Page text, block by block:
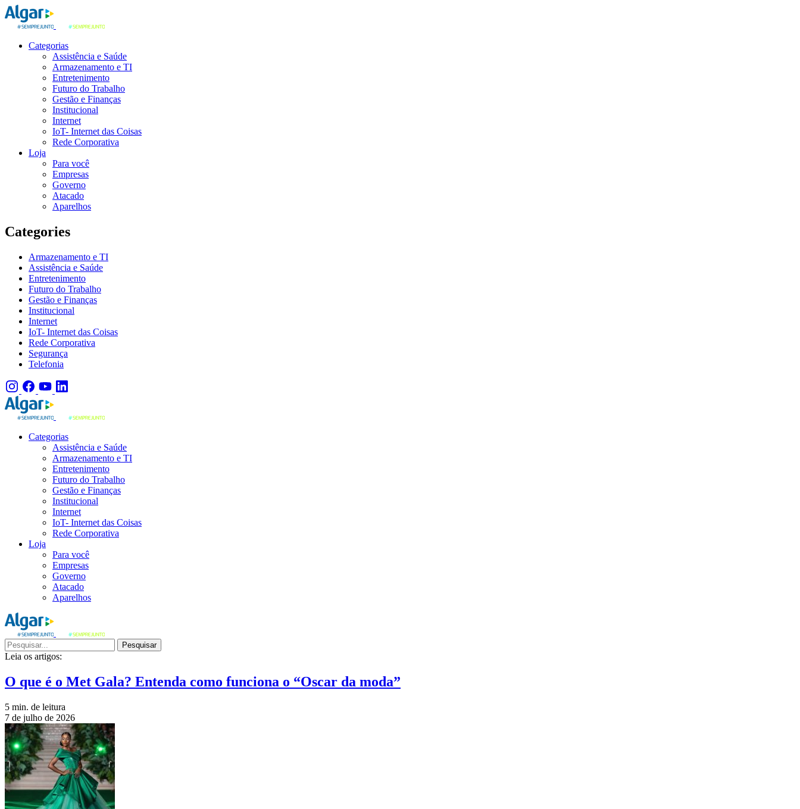
Categorias
Assistência e Saúde
Armazenamento e TI
Entretenimento
Futuro do Trabalho
Gestão e Finanças
Institucional
Internet
IoT- Internet das Coisas
Rede Corporativa
Loja
Para você
Empresas
Governo
Atacado
Aparelhos
Categories
Armazenamento e TI
Assistência e Saúde
Entretenimento
Futuro do Trabalho
Gestão e Finanças
Institucional
Internet
IoT- Internet das Coisas
Rede Corporativa
Segurança
Telefonia
Categorias
Assistência e Saúde
Armazenamento e TI
Entretenimento
Futuro do Trabalho
Gestão e Finanças
Institucional
Internet
IoT- Internet das Coisas
Rede Corporativa
Loja
Para você
Empresas
Governo
Atacado
Aparelhos
Pesquisar
Leia os artigos:
O que é o Met Gala? Entenda como funciona o “Oscar da moda”
5 min. de leitura
7 de julho de 2026